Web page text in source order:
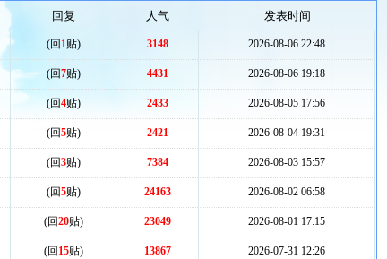
回复 人气 发表时间
(回 1贴) 3148 2026-08-06 22:48
(回7贴) 4431 2026-08-06 19:18
(回4贴) 2433 2026-08-05 17:56
(回5贴) 2421 2026-08-04 19:31
(回3贴) 7384 2026-08-03 15:57
(回5贴) 24163 2026-08-02 06:58
(回20贴) 23049 2026-08-01 17:15
(回 15贴) 13867 2026-07-31 12:26